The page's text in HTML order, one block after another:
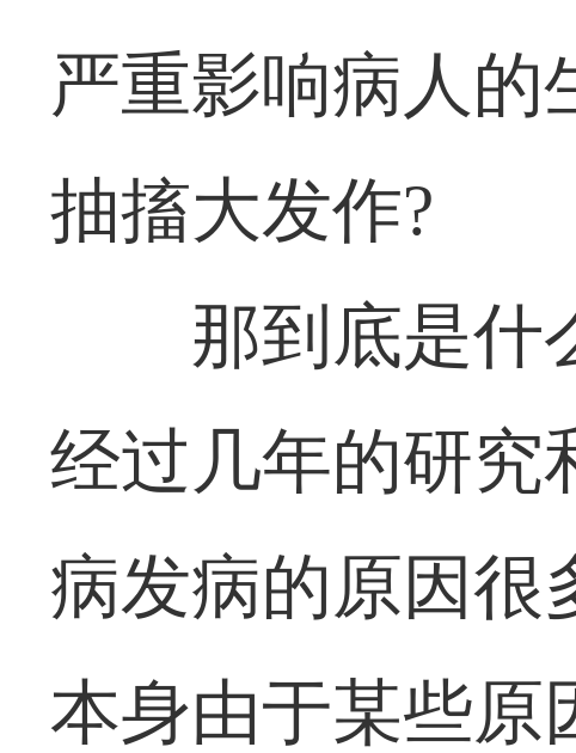
严重影响病人的
抽搐大发作?
那到底是什
经过几年的研究
病发病的原因很
本身由于某些原